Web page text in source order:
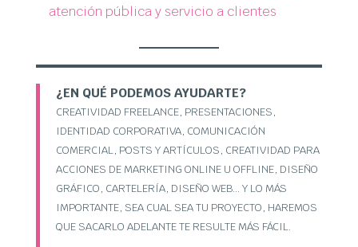
atención pública y servicio a clientes
¿EN QUÉ PODEMOS AYUDARTE?
CREATIVIDAD FREELANCE, PRESENTACIONES,
IDENTIDAD CORPORATIVA, COMUNICACIÓN
COMERCIAL, POSTS Y ARTÍCULOS, CREATIVIDAD PARA
ACCIONES DE MARKETING ONLINE U OFFLINE, DISEÑO
GRÁFICO, CARTELERÍA, DISEÑO WEB… Y LO MÁS
IMPORTANTE, SEA CUAL SEA TU PROYECTO, HAREMOS
QUE SACARLO ADELANTE TE RESULTE MÁS FÁCIL.